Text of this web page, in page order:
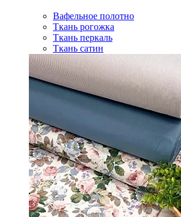
Вафельное полотно
Ткань рогожка
Ткань перкаль
Ткань сатин